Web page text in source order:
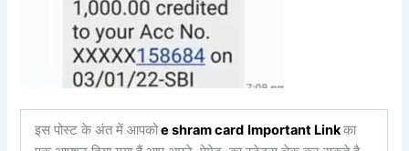
इस पोस्ट के अंत में आपकोe shram card Important Linkका